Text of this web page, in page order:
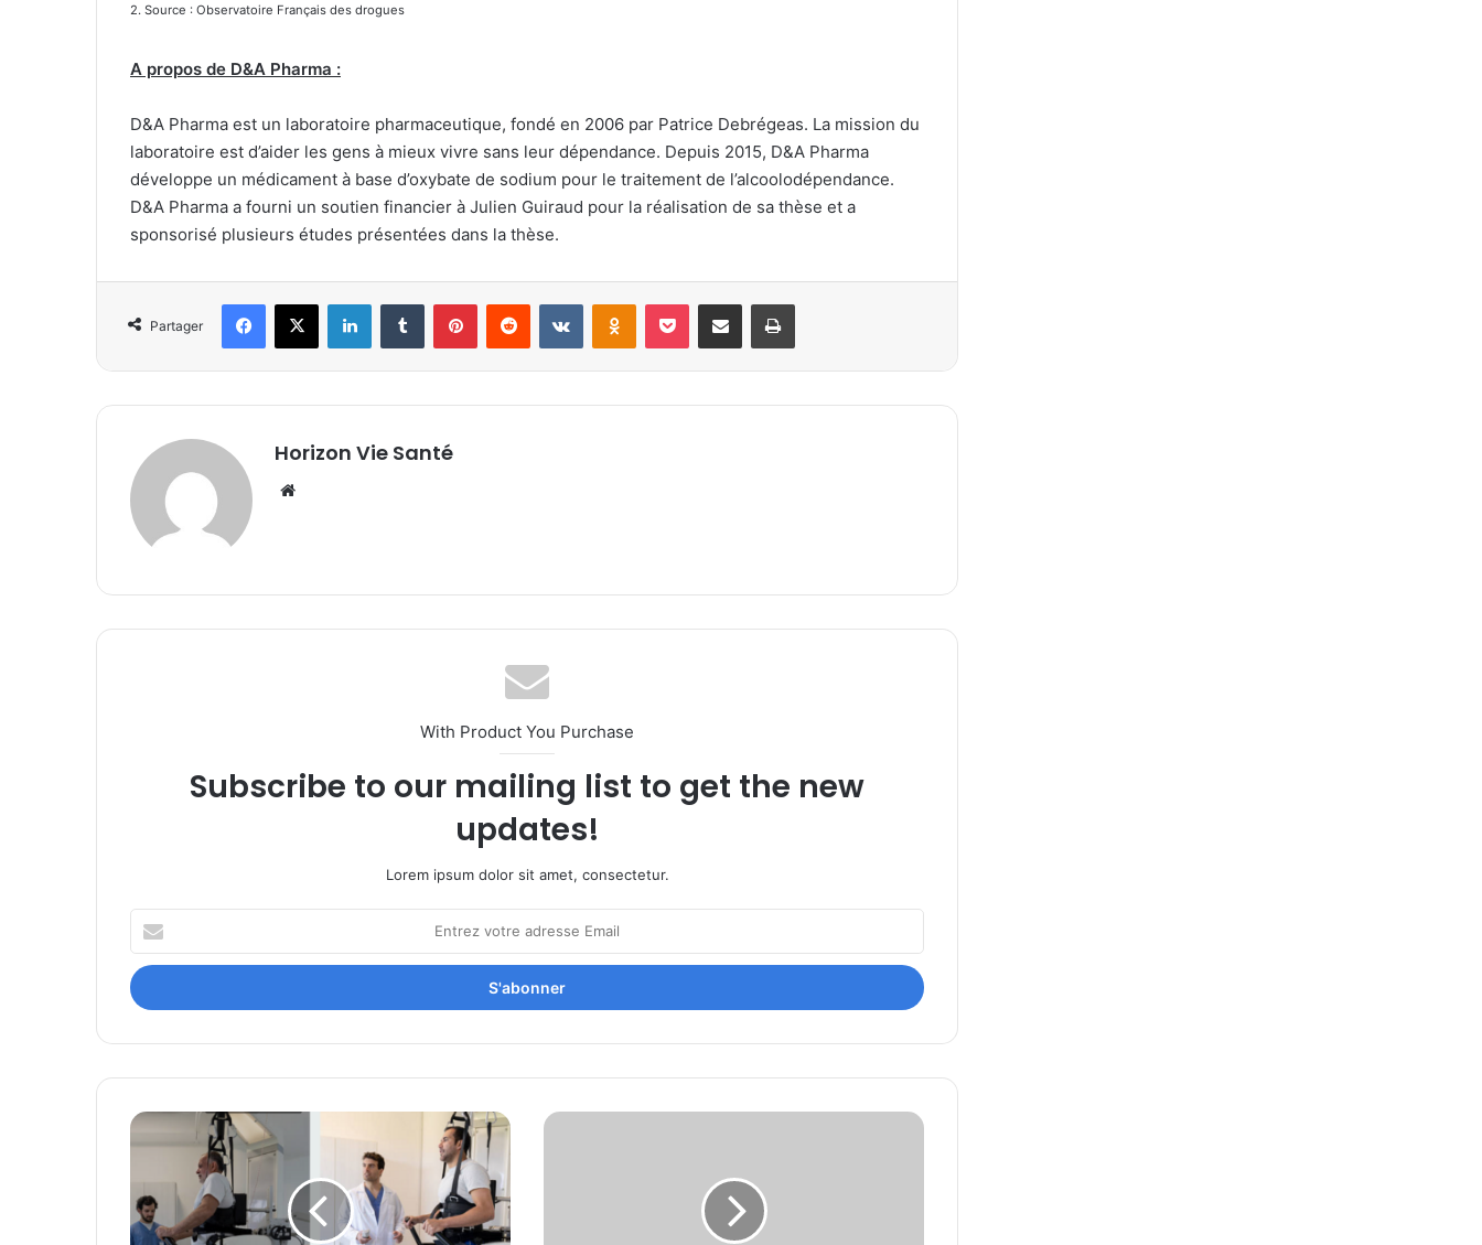
2. Source : Observatoire Français des drogues
A propos de D&A Pharma :
D&A Pharma est un laboratoire pharmaceutique, fondé en 2006 par Patrice Debrégeas. La mission du
laboratoire est d’aider les gens à mieux vivre sans leur dépendance. Depuis 2015, D&A Pharma
développe un médicament à base d’oxybate de sodium pour le traitement de l’alcoolodépendance.
D&A Pharma a fourni un soutien financier à Julien Guiraud pour la réalisation de sa thèse et a
sponsorisé plusieurs études présentées dans la thèse.
Partager
Facebook
X LinkedinTumblr PinterestReddit VKontakteOdnoklassniki
Pocket Partager par email Imprimer
Horizon Vie Santé
With Product You Purchase
Subscribe to our mailing list to get the new
updates!
Lorem ipsum dolor sit amet, consectetur.
votre
adresse
Email
German
Bionic
premier
exosquelette
D&A